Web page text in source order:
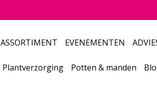
ASSORTIMENT EVENEMENTEN
Plantverzorging Potten & manden